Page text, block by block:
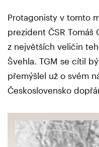
Protagonisty v tomto
prezident ČSR Tomáš
z největších veličin
Švehla. TGM se cítil
přemýšlel už o svém
Československo